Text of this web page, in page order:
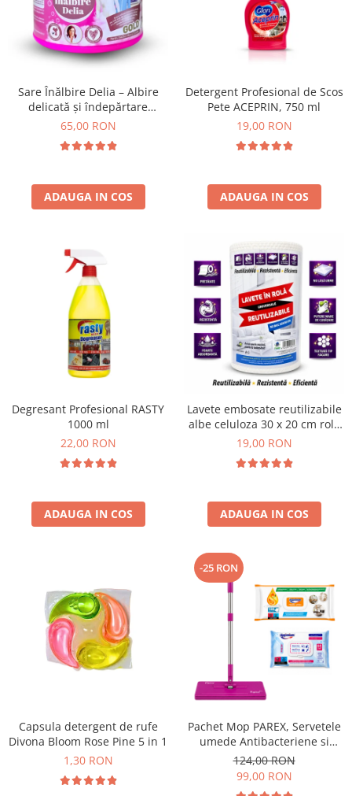
Bioactivatori & Tratamente Fose
Septice
Manusi Protectie
Solutii curatare mobila
Ceaiuri
Cosmetice
Vopsea Par
Ingrijire Par
Ingrijire corp
Ingrijire maini
Ingrijire picioare
Îngrijire Ten
Curatare Intretinere Incaltaminte
Gel de Dus
Fond de ten
Sare de baie
Servetele Umede
Sare Înălbire Delia – Albire
delicată și îndepărtare
eficientă a petelor 500 g
65,00 RON
ADAUGA IN COS
Detergent Profesional de Scos
Pete ACEPRIN, 750 ml
19,00 RON
ADAUGA IN COS
Degresant Profesional RASTY
1000 ml
22,00 RON
ADAUGA IN COS
Lavete embosate reutilizabile
albe celuloza 30 x 20 cm rola
50 bucati
19,00 RON
ADAUGA IN COS
Capsula detergent de rufe
Divona Bloom Rose Pine 5 in 1
1,30 RON
-25 RON
Pachet Mop PAREX, Servetele
umede Antibacteriene si
Multisuprafete
124,00 RON
99,00 RON